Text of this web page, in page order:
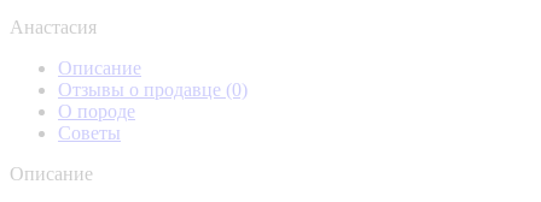
Анастасия
Описание
Отзывы о продавце (0)
О породе
Советы
Описание